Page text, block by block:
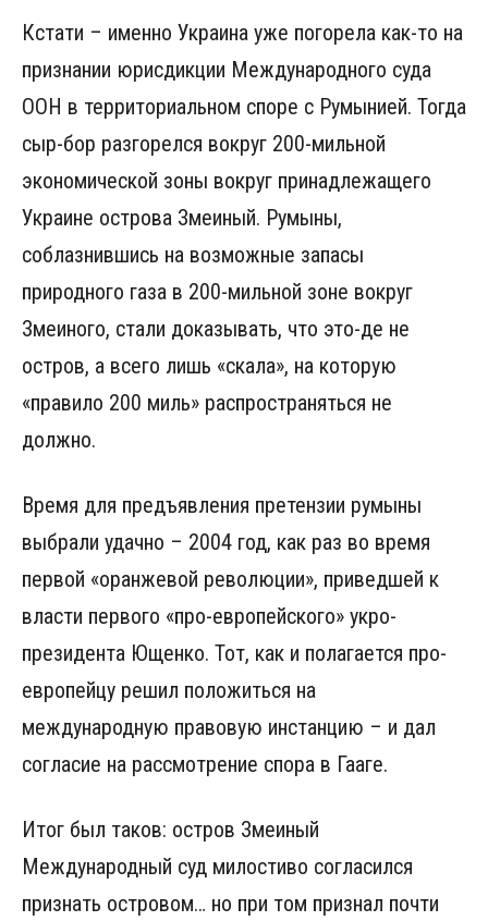
Кстати – именно Украина уже погорела как-то на
признании юрисдикции Международного суда
ООН в территориальном споре с Румынией. Тогда
сыр-бор разгорелся вокруг 200-мильной
экономической зоны вокруг принадлежащего
Украине острова Змеиный. Румыны,
соблазнившись на возможные запасы
природного газа в 200-мильной зоне вокруг
Змеиного, стали доказывать, что это-де не
остров, а всего лишь «скала», на которую
«правило 200 миль» распространяться не
должно.
Время для предъявления претензии румыны
выбрали удачно – 2004 год, как раз во время
первой «оранжевой революции», приведшей к
власти первого «про-европейского» укро-
президента Ющенко. Тот, как и полагается про-
европейцу решил положиться на
международную правовую инстанцию – и дал
согласие на рассмотрение спора в Гааге.
Итог был таков: остров Змеиный
Международный суд милостиво согласился
признать островом… но при том признал почти